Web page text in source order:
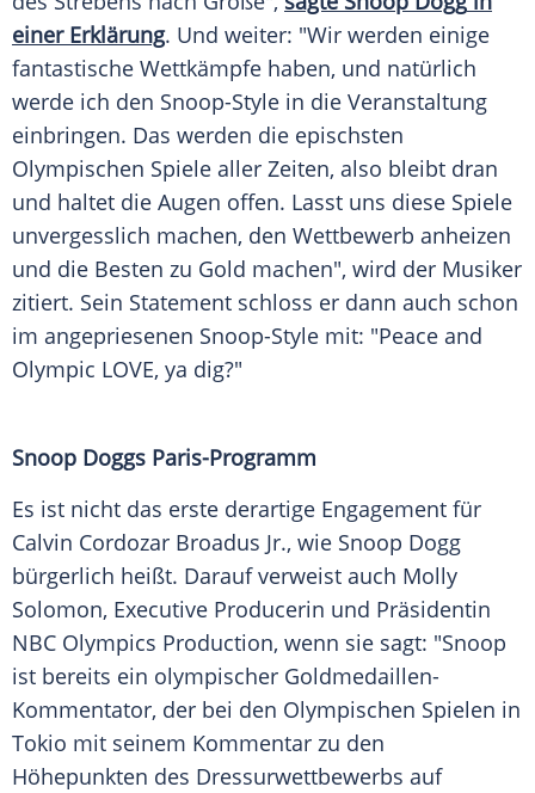
einer Erklärung. Und weiter: "Wir werden einige
fantastische Wettkämpfe haben, und natürlich
werde ich den Snoop-Style in die Veranstaltung
einbringen. Das werden die epischsten
Olympischen Spiele aller Zeiten, also bleibt dran
und haltet die Augen offen. Lasst uns diese Spiele
unvergesslich machen, den Wettbewerb anheizen
und die Besten zu Gold machen", wird der Musiker
zitiert. Sein Statement schloss er dann auch schon
im angepriesenen Snoop-Style mit: "Peace and
Olympic LOVE, ya dig?"
Snoop Doggs Paris-Programm
Es ist nicht das erste derartige Engagement für
Calvin Cordozar Broadus Jr., wie Snoop Dogg
bürgerlich heißt. Darauf verweist auch Molly
Solomon, Executive Producerin und Präsidentin
NBC Olympics Production, wenn sie sagt: "Snoop
ist bereits ein olympischer Goldmedaillen-
Kommentator, der bei den Olympischen Spielen in
Tokio mit seinem Kommentar zu den
Höhepunkten des Dressurwettbewerbs auf